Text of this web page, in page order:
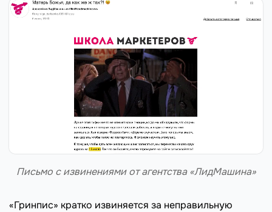
Письмо с извинениями от агентства «ЛидМашина»
«Гринпис» кратко извиняется за неправильную